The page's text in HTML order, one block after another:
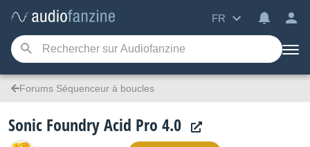
FR
Forums Séquenceur à boucles
Sonic Foundry Acid Pro 4.0